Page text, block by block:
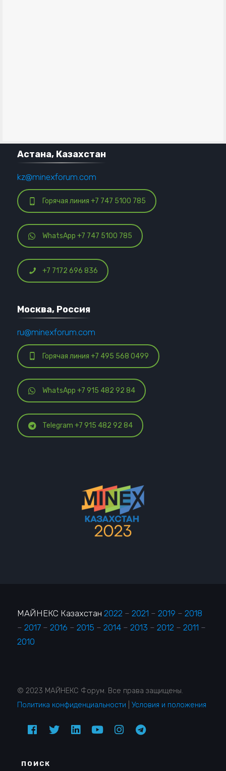
Астана, Казахстан
kz@minexforum.com
Горячая линия +7 747 5100 785
WhatsApp +7 747 5100 785
+7 7172 696 836
Москва, Россия
ru@minexforum.com
Горячая линия +7 495 568 0499
WhatsApp +7 915 482 92 84
Telegram +7 915 482 92 84
МАЙНЕКС Казахстан2022 – 2021 – 2019 – 2018
– 2017 – 2016 – 2015 – 2014 – 2013 – 2012 – 2011 –
2010
© 2023 МАЙНЕКС Форум. Все права защищены.
Политика конфиденциальности |Условия и положения
ПОИСК